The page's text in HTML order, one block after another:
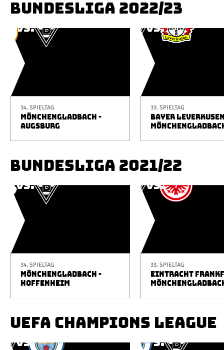
BUNDESLIGA 2022/23
34. SPIELTAG
MÖNCHENGLADBACH -
AUGSBURG
33. SPIELTAG
BAYER
BUNDESLIGA 2021/22
34. SPIELTAG
MÖNCHENGLADBACH -
HOFFENHEIM
33. SPIELTAG
EINTRACHT
UEFA CHAMPIONS LEAGUE